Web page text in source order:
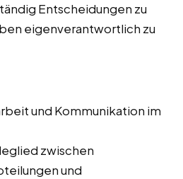
Entscheidungen zu
eigenverantwortlich zu
und Kommunikation im
zwischen
und